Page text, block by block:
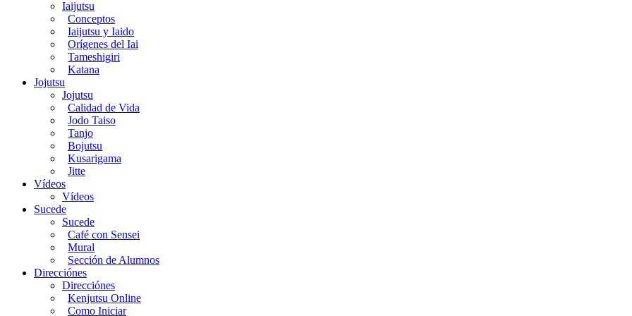
Iaijutsu
Conceptos
Iaijutsu y Iaido
Orígenes del Iai
Tameshigiri
Katana
Jojutsu
Jojutsu
Calidad de Vida
Jodo Taiso
Tanjo
Bojutsu
Kusarigama
Jitte
Vídeos
Vídeos
Sucede
Sucede
Café con Sensei
Mural
Sección de Alumnos
Direcciónes
Direcciónes
Kenjutsu Online
Como Iniciar